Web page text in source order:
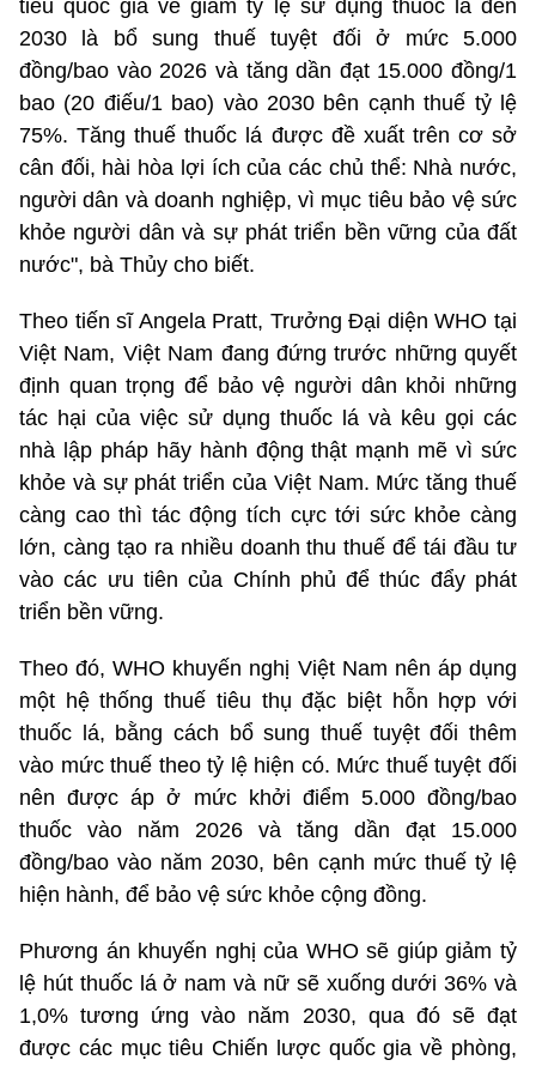
tiêu quốc gia về giảm tỷ lệ sử dụng thuốc lá đến
2030 là bổ sung thuế tuyệt đối ở mức 5.000
đồng/bao vào 2026 và tăng dần đạt 15.000 đồng/1
bao (20 điếu/1 bao) vào 2030 bên cạnh thuế tỷ lệ
75%. Tăng thuế thuốc lá được đề xuất trên cơ sở
cân đối, hài hòa lợi ích của các chủ thể: Nhà nước,
người dân và doanh nghiệp, vì mục tiêu bảo vệ sức
khỏe người dân và sự phát triển bền vững của đất
nước", bà Thủy cho biết.
Theo tiến sĩ Angela Pratt, Trưởng Đại diện WHO tại
Việt Nam, Việt Nam đang đứng trước những quyết
định quan trọng để bảo vệ người dân khỏi những
tác hại của việc sử dụng thuốc lá và kêu gọi các
nhà lập pháp hãy hành động thật mạnh mẽ vì sức
khỏe và sự phát triển của Việt Nam. Mức tăng thuế
càng cao thì tác động tích cực tới sức khỏe càng
lớn, càng tạo ra nhiều doanh thu thuế để tái đầu tư
vào các ưu tiên của Chính phủ để thúc đẩy phát
triển bền vững.
Theo đó, WHO khuyến nghị Việt Nam nên áp dụng
một hệ thống thuế tiêu thụ đặc biệt hỗn hợp với
thuốc lá, bằng cách bổ sung thuế tuyệt đối thêm
vào mức thuế theo tỷ lệ hiện có. Mức thuế tuyệt đối
nên được áp ở mức khởi điểm 5.000 đồng/bao
thuốc vào năm 2026 và tăng dần đạt 15.000
đồng/bao vào năm 2030, bên cạnh mức thuế tỷ lệ
hiện hành, để bảo vệ sức khỏe cộng đồng.
Phương án khuyến nghị của WHO sẽ giúp giảm tỷ
lệ hút thuốc lá ở nam và nữ sẽ xuống dưới 36% và
1,0% tương ứng vào năm 2030, qua đó sẽ đạt
được các mục tiêu Chiến lược quốc gia về phòng,